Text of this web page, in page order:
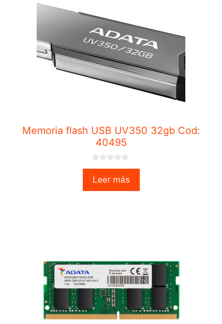
Memoria flash USB UV350 32gb Cod:
40495
0
u
Leer más